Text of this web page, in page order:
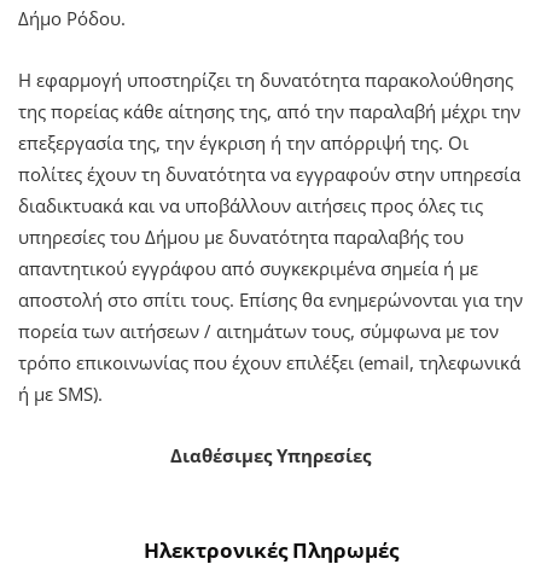
Δήμο Ρόδου.
Η εφαρμογή υποστηρίζει τη δυνατότητα παρακολούθησης
της πορείας κάθε αίτησης της, από την παραλαβή μέχρι την
επεξεργασία της, την έγκριση ή την απόρριψή της. Οι
πολίτες έχουν τη δυνατότητα να εγγραφούν στην υπηρεσία
διαδικτυακά και να υποβάλλουν αιτήσεις προς όλες τις
υπηρεσίες του Δήμου με δυνατότητα παραλαβής του
απαντητικού εγγράφου από συγκεκριμένα σημεία ή με
αποστολή στο σπίτι τους. Επίσης θα ενημερώνονται για την
πορεία των αιτήσεων / αιτημάτων τους, σύμφωνα με τον
τρόπο επικοινωνίας που έχουν επιλέξει (email, τηλεφωνικά
ή με SMS).
Διαθέσιμες Υπηρεσίες
Ηλεκτρονικές Πληρωμές